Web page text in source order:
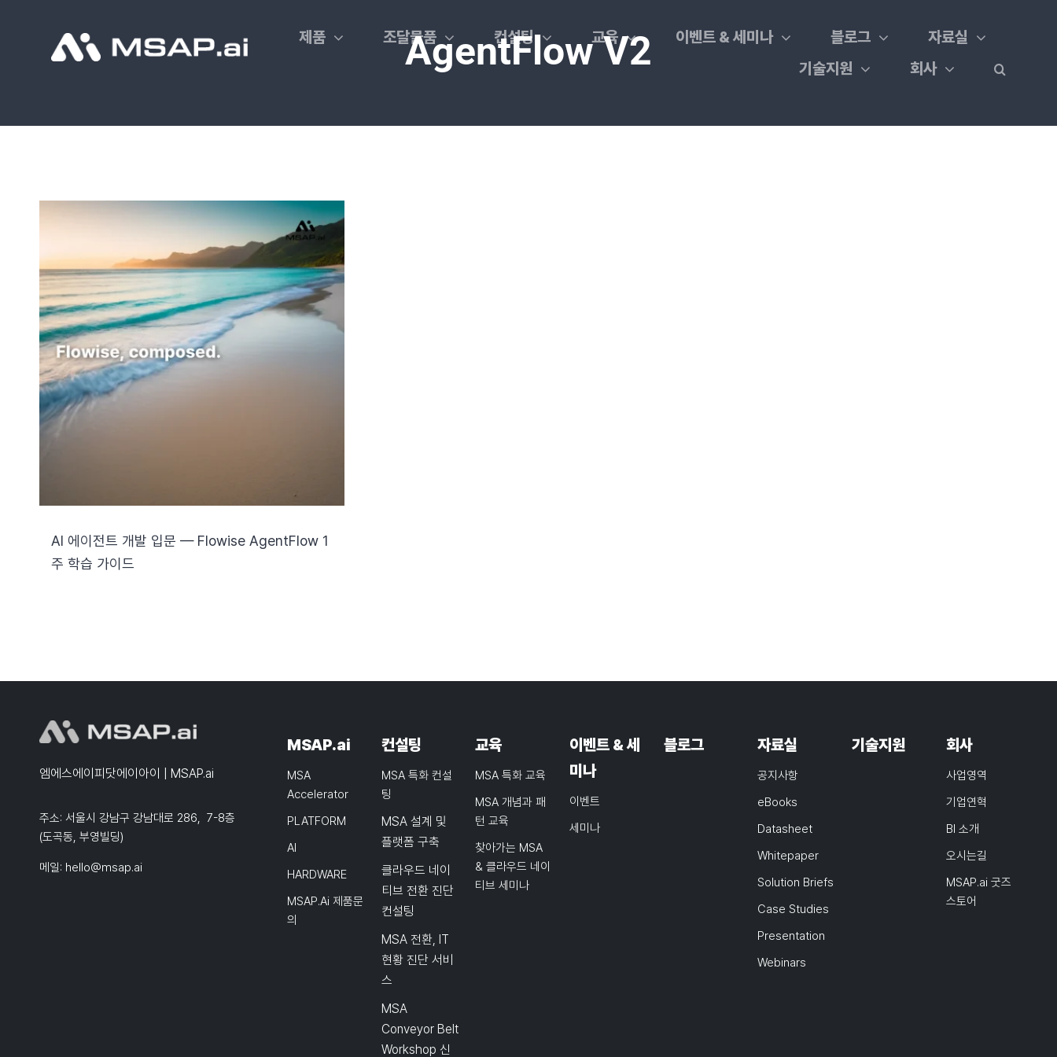
제품 조달물품 컨설팅 교육 이벤트 & 세미나 블로그
자료실
기술지원
회사
AgentFlow V2
AI 에이전트 개발 입문 — Flowise AgentFlow 1
주 학습 가이드
엠에스에이피닷에이아이 | MSAP.ai
주소: 서울시 강남구 강남대로 286, 7-8층
(도곡동, 부영빌딩)
메일: hello@msap.ai
MSAP.ai
MSA
Accelerator
PLATFORM
AI
HARDWARE
MSAP.ai 제품문
의
컨설팅
MSA 특화 컨설
팅
MSA 설계 및
플랫폼 구축
클라우드 네이
티브 전환 진단
컨설팅
MSA 전환, IT
현황 진단 서비
스
MSA
Conveyor Belt
Workshop 신
교육
MSA 특화 교육
MSA 개념과 패
턴 교육
찾아가는 MSA
& 클라우드 네이
티브 세미나
이벤트 & 세
미나
이벤트
세미나
블로그 자료실
공지사항
eBooks
Datasheet
Whitepaper
Solution Briefs
Case Studies
Presentation
Webinars
기술지원 회사
사업영역
기업연혁
BI 소개
오시는길
MSAP.ai 굿즈
스토어